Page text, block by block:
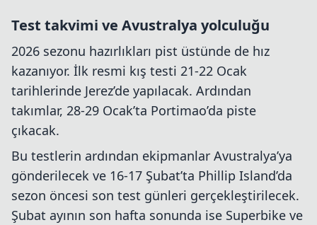
Test takvimi ve Avustralya yolculuğu
2026 sezonu hazırlıkları pist üstünde de hız
kazanıyor. İlk resmi kış testi 21-22 Ocak
tarihlerinde Jerez’de yapılacak. Ardından
takımlar, 28-29 Ocak’ta Portimao’da piste
çıkacak.
Bu testlerin ardından ekipmanlar Avustralya’ya
gönderilecek ve 16-17 Şubat’ta Phillip Island’da
sezon öncesi son test günleri gerçekleştirilecek.
Şubat ayının son hafta sonunda ise Superbike ve